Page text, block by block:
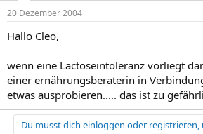
20 Dezember 2004
Hallo Cleo,
wenn eine Lactoseintoleranz vorliegt
einer ernährungsberaterin in
etwas ausprobieren..... das ist zu
Du musst dich einloggen oder